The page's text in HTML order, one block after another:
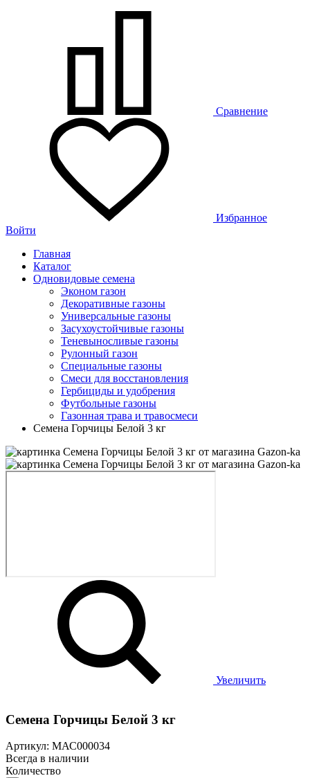
Сравнение
Избранное
Войти
Главная
Каталог
Одновидовые семена
Эконом газон
Декоративные газоны
Универсальные газоны
Засухоустойчивые газоны
Теневыносливые газоны
Рулонный газон
Специальные газоны
Смеси для восстановления
Гербициды и удобрения
Футбольные газоны
Газонная трава и травосмеси
Семена Горчицы Белой 3 кг
Увеличить
Семена Горчицы Белой 3 кг
Артикул: МАС000034
Всегда в наличии
Количество